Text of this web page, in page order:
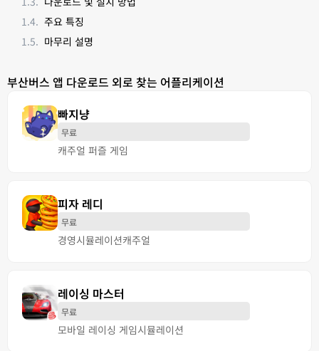
주요 특징
마무리 설명
부산버스 앱 다운로드 외로 찾는 어플리케이션
빠지냥
무료
캐주얼 퍼즐 게임
피자 레디
무료
경영시뮬레이션캐주얼
레이싱 마스터
무료
모바일 레이싱 게임시뮬레이션